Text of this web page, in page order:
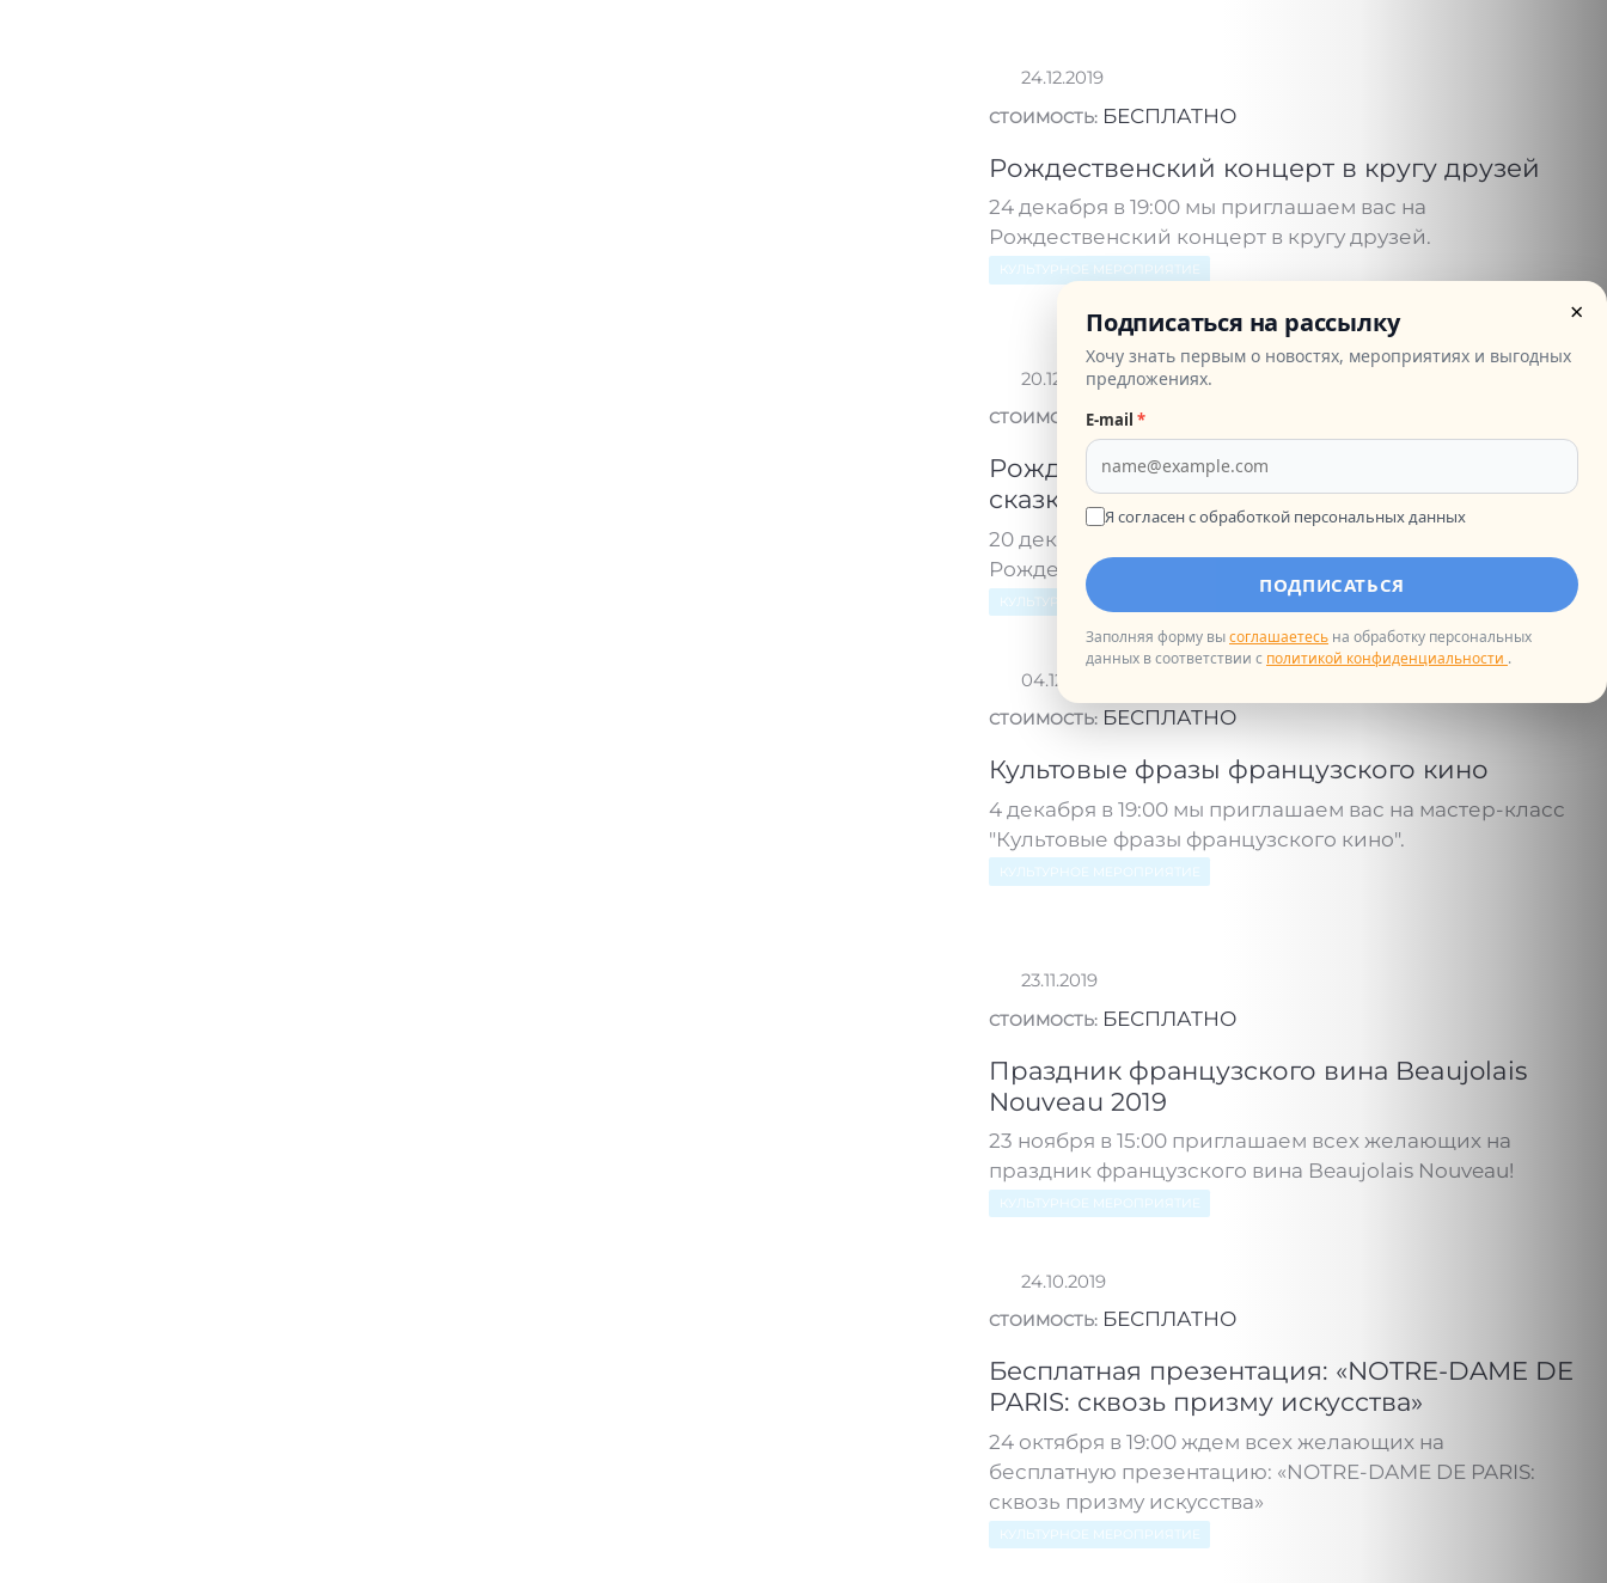
24.12.2019
СТОИМОСТЬ: БЕСПЛАТНО
Рождественский концерт в кругу друзей
24 декабря в 19:00 мы приглашаем вас на
Рождественский концерт в кругу друзей.
КУЛЬТУРНОЕ МЕРОПРИЯТИЕ
20.12.2019
СТОИМОСТЬ: БЕСПЛАТНО
Рождественская встреча "Французские
сказки"
20 декабря в 19:30 мы приглашаем вас на
Рождественскую встречу "Французские сказки"
КУЛЬТУРНОЕ МЕРОПРИЯТИЕ
04.12.2019
СТОИМОСТЬ: БЕСПЛАТНО
Культовые фразы французского кино
4 декабря в 19:00 мы приглашаем вас на мастер-класс
"Культовые фразы французского кино".
КУЛЬТУРНОЕ МЕРОПРИЯТИЕ
23.11.2019
СТОИМОСТЬ: БЕСПЛАТНО
Праздник французского вина Beaujolais
Nouveau 2019
23 ноября в 15:00 приглашаем всех желающих на
праздник французского вина Beaujolais Nouveau!
КУЛЬТУРНОЕ МЕРОПРИЯТИЕ
24.10.2019
СТОИМОСТЬ: БЕСПЛАТНО
Бесплатная презентация: «NOTRE-DAME DE
PARIS: сквозь призму искусства»
24 октября в 19:00 ждем всех желающих на
бесплатную презентацию: «NOTRE-DAME DE PARIS:
сквозь призму искусства»
КУЛЬТУРНОЕ МЕРОПРИЯТИЕ
Написать в ТГ
×
Подписаться на рассылку
Хочу знать первым о новостях, мероприятиях и выгодных
предложениях.
E‑mail *
Я согласен с обработкой персональных данных
ПОДПИСАТЬСЯ
Заполняя форму высоглашаетесь на обработку персональных
данных в соответствии с политикой конфиденциальности .